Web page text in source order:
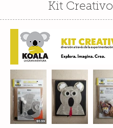
Kit Creativo